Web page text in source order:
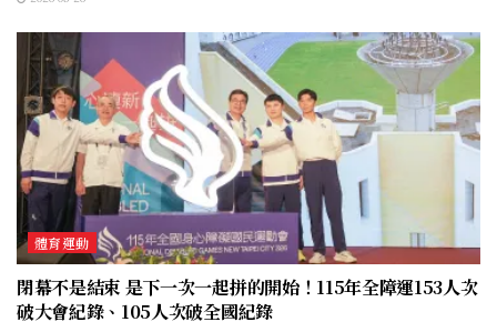
體育運動
閉幕不是結束 是下一次一起拼的開始！115年全障運153人次
破大會紀錄、105人次破全國紀錄